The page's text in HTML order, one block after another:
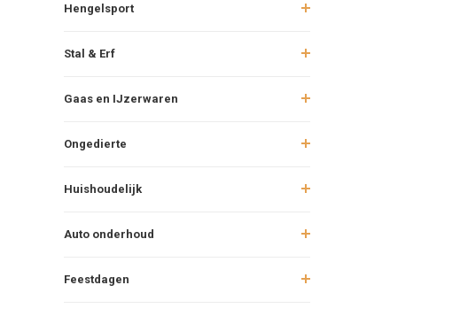
Hengelsport
Stal & Erf
Gaas en IJzerwaren
Ongedierte
Huishoudelijk
Auto onderhoud
Feestdagen